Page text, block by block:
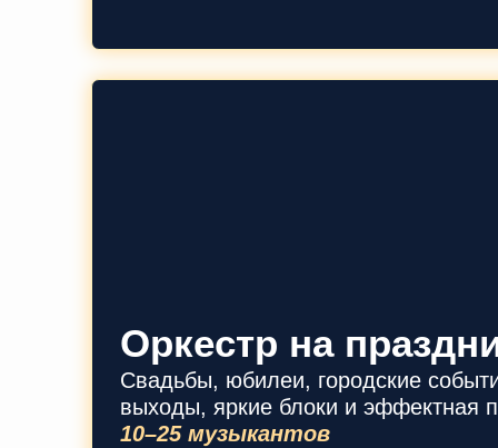
Оркестр на
Свадьбы, юбилеи, городские
выходы, яркие блоки и эффектная
10–25 музыкантов